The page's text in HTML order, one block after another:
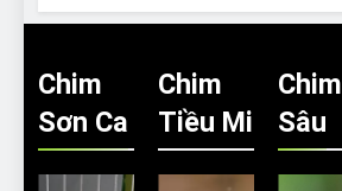
Chim
Sơn Ca
Chim
Tiều Mi
Chim
Sâu